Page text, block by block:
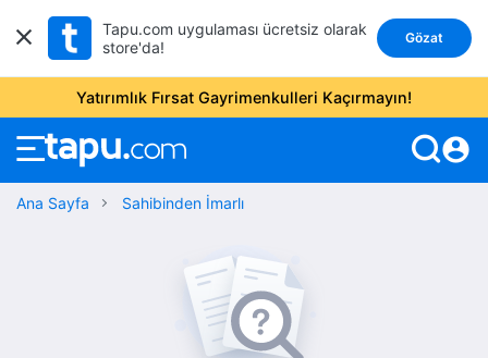
Tapu.com uygulaması ücretsiz olarak
store'da!
Gözat
Yatırımlık Fırsat Gayrimenkulleri Kaçırmayın!
account_circle
Ana Sayfa Sahibinden İmarlı